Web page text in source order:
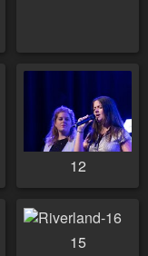
12
15